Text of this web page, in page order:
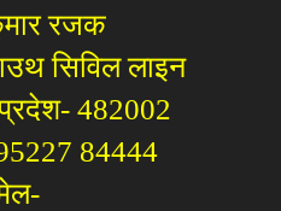
रजक
सिविल लाइन
482002
84444